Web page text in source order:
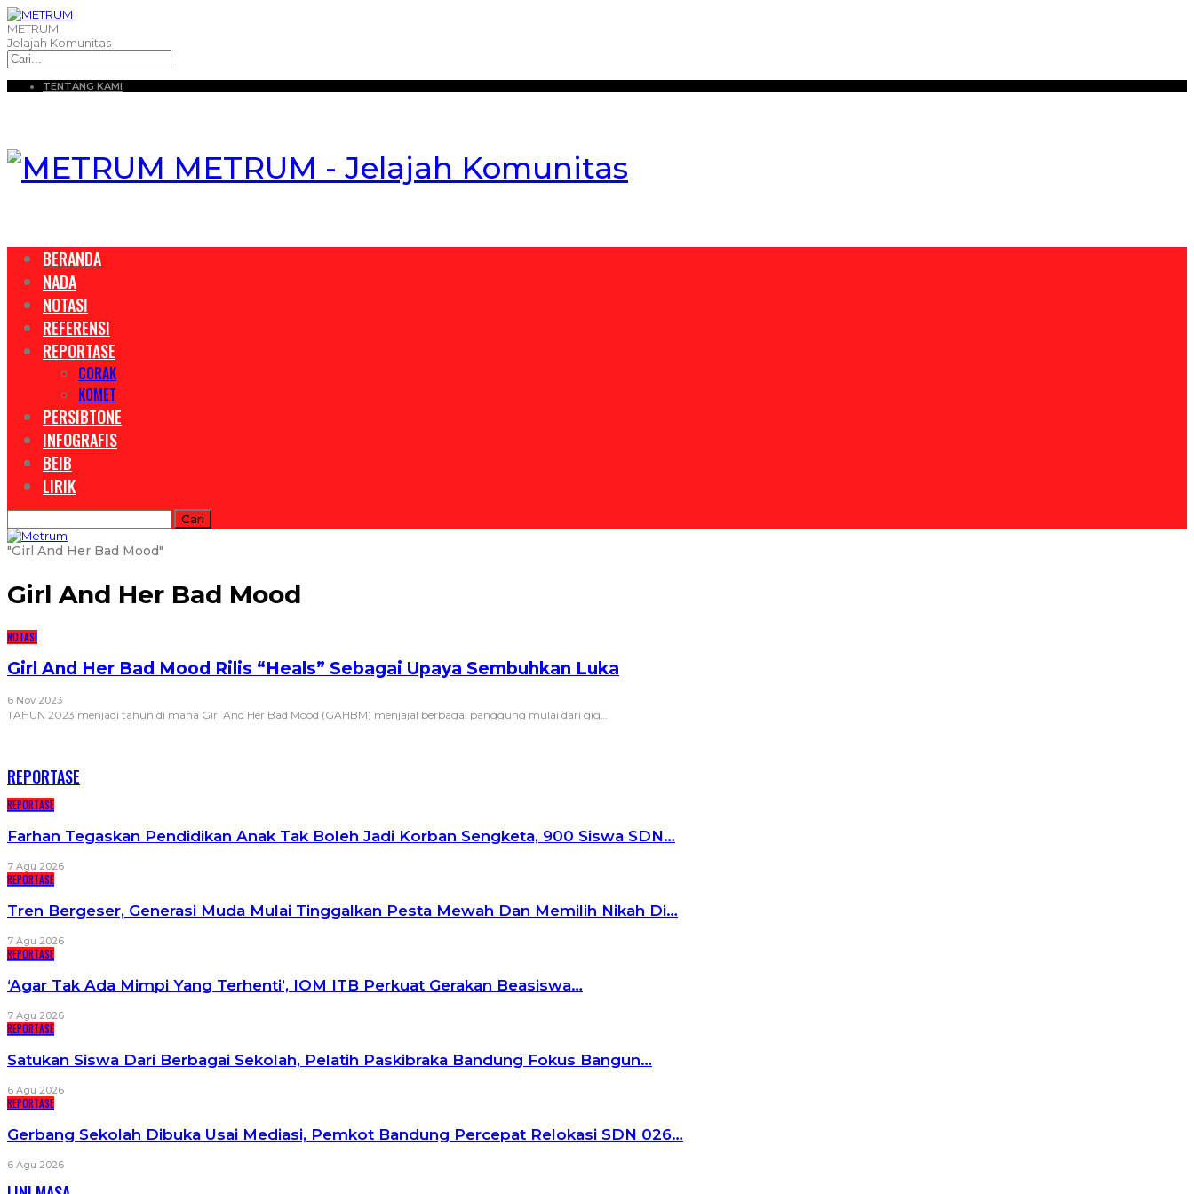
METRUM
Jelajah Komunitas
TENTANG KAMI
METRUM - Jelajah Komunitas
BERANDA
NADA
NOTASI
REFERENSI
REPORTASE
CORAK
KOMET
PERSIBTONE
INFOGRAFIS
BEIB
LIRIK
"Girl And Her Bad Mood"
Girl And Her Bad Mood
NOTASI
Girl And Her Bad Mood Rilis “Heals” Sebagai Upaya Sembuhkan Luka
6 Nov 2023
TAHUN 2023 menjadi tahun di mana Girl And Her Bad Mood (GAHBM) menjajal berbagai panggung mulai dari gig…
REPORTASE
REPORTASE
Farhan Tegaskan Pendidikan Anak Tak Boleh Jadi Korban Sengketa, 900 Siswa SDN…
7 Agu 2026
REPORTASE
Tren Bergeser, Generasi Muda Mulai Tinggalkan Pesta Mewah Dan Memilih Nikah Di…
7 Agu 2026
REPORTASE
‘Agar Tak Ada Mimpi Yang Terhenti’, IOM ITB Perkuat Gerakan Beasiswa…
7 Agu 2026
REPORTASE
Satukan Siswa Dari Berbagai Sekolah, Pelatih Paskibraka Bandung Fokus Bangun…
6 Agu 2026
REPORTASE
Gerbang Sekolah Dibuka Usai Mediasi, Pemkot Bandung Percepat Relokasi SDN 026…
6 Agu 2026